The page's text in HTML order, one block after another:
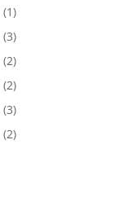
(1)
(3)
(2)
(2)
(3)
(2)